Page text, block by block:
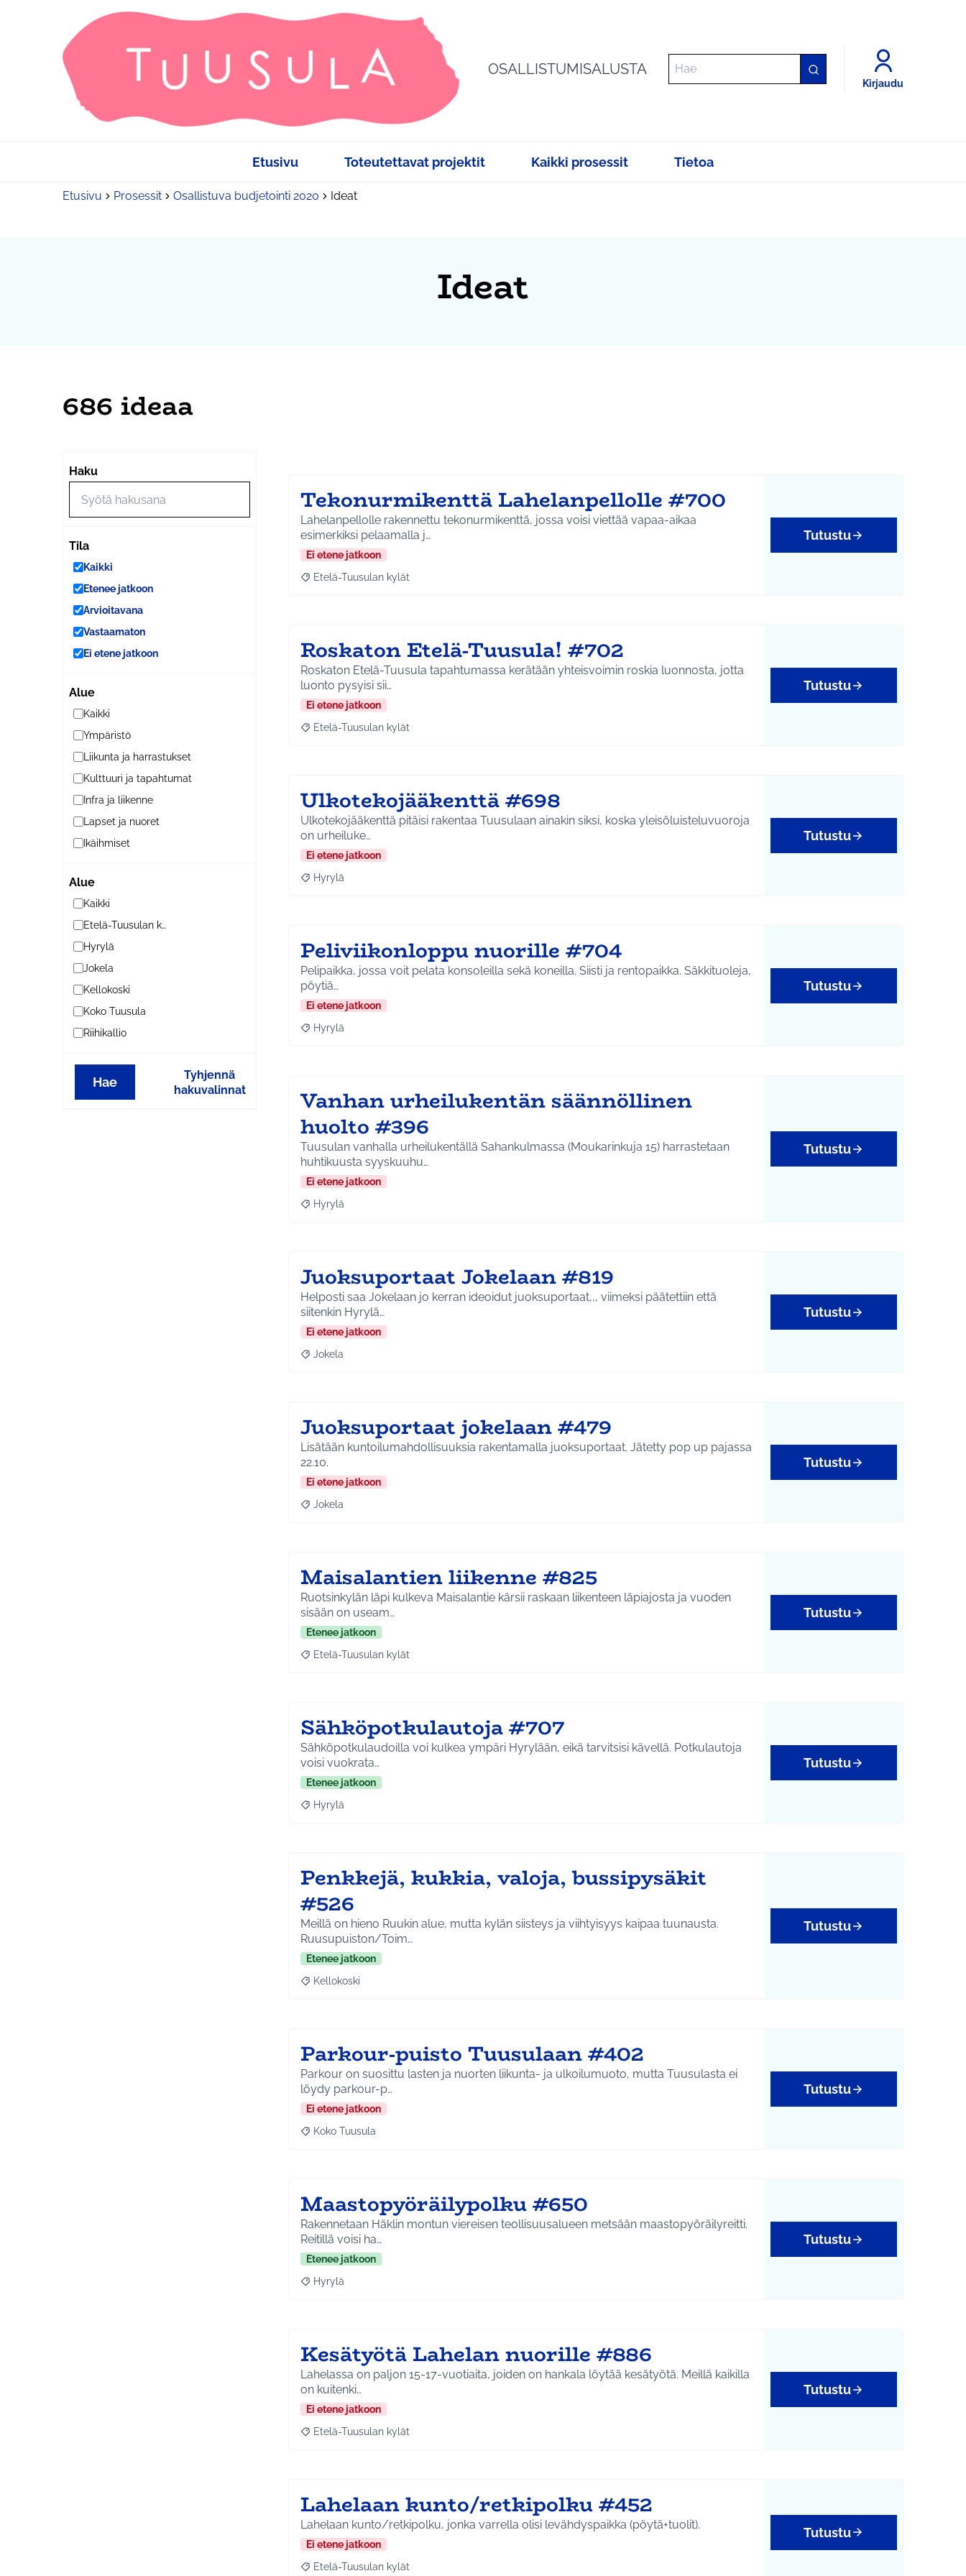
OSALLISTUMISALUSTA
Kirjaudu
Etusivu Toteutettavat projektit Kaikki prosessit Tietoa
Etusivu Prosessit Osallistuva budjetointi 2020 Ideat
Ideat
686 ideaa
Haku
Tila
Kaikki
Etenee jatkoon
Arvioitavana
Vastaamaton
Ei etene jatkoon
Alue
Kaikki
Ympäristö
Liikunta ja harrastukset
Kulttuuri ja tapahtumat
Infra ja liikenne
Lapset ja nuoret
Ikäihmiset
Alue
Kaikki
Etelä-Tuusulan kylät
Hyrylä
Jokela
Kellokoski
Koko Tuusula
Riihikallio
Hae
Tyhjennä
hakuvalinnat
−
Tekonurmikenttä Lahelanpellolle #700
Lahelanpellolle rakennettu tekonurmikenttä, jossa voisi viettää vapaa-aikaa
esimerkiksi pelaamalla j…
Ei etene jatkoon
Rajaa tulokset aihepiirin mukaan: Etelä-Tuusulan kylät
Etelä-Tuusulan kylät
Tutustu
Roskaton Etelä-Tuusula! #702
Roskaton Etelä-Tuusula tapahtumassa kerätään yhteisvoimin roskia luonnosta, jotta
luonto pysyisi sii…
Ei etene jatkoon
Rajaa tulokset aihepiirin mukaan: Etelä-Tuusulan kylät
Etelä-Tuusulan kylät
Tutustu
Ulkotekojääkenttä #698
Ulkotekojääkenttä pitäisi rakentaa Tuusulaan ainakin siksi, koska yleisöluisteluvuoroja
on urheiluke…
Ei etene jatkoon
Rajaa tulokset aihepiirin mukaan: Hyrylä
Hyrylä
Tutustu
Peliviikonloppu nuorille #704
Pelipaikka, jossa voit pelata konsoleilla sekä koneilla. Siisti ja rentopaikka. Säkkituoleja,
pöytiä…
Ei etene jatkoon
Rajaa tulokset aihepiirin mukaan: Hyrylä
Hyrylä
Tutustu
Vanhan urheilukentän säännöllinen
huolto #396
Tuusulan vanhalla urheilukentällä Sahankulmassa (Moukarinkuja 15) harrastetaan
huhtikuusta syyskuuhu…
Ei etene jatkoon
Rajaa tulokset aihepiirin mukaan: Hyrylä
Hyrylä
Tutustu
Juoksuportaat Jokelaan #819
Helposti saa Jokelaan jo kerran ideoidut juoksuportaat,,, viimeksi päätettiin että
siitenkin Hyrylä…
Ei etene jatkoon
Rajaa tulokset aihepiirin mukaan: Jokela
Jokela
Tutustu
Juoksuportaat jokelaan #479
Lisätään kuntoilumahdollisuuksia rakentamalla juoksuportaat. Jätetty pop up pajassa
22.10.
Ei etene jatkoon
Rajaa tulokset aihepiirin mukaan: Jokela
Jokela
Tutustu
Maisalantien liikenne #825
Ruotsinkylän läpi kulkeva Maisalantie kärsii raskaan liikenteen läpiajosta ja vuoden
sisään on useam…
Etenee jatkoon
Rajaa tulokset aihepiirin mukaan: Etelä-Tuusulan kylät
Etelä-Tuusulan kylät
Tutustu
Sähköpotkulautoja #707
Sähköpotkulaudoilla voi kulkea ympäri Hyrylään, eikä tarvitsisi kävellä. Potkulautoja
voisi vuokrata…
Etenee jatkoon
Rajaa tulokset aihepiirin mukaan: Hyrylä
Hyrylä
Tutustu
Penkkejä, kukkia, valoja, bussipysäkit
#526
Meillä on hieno Ruukin alue, mutta kylän siisteys ja viihtyisyys kaipaa tuunausta.
Ruusupuiston/Toim…
Etenee jatkoon
Rajaa tulokset aihepiirin mukaan: Kellokoski
Kellokoski
Tutustu
Parkour-puisto Tuusulaan #402
Parkour on suosittu lasten ja nuorten liikunta- ja ulkoilumuoto, mutta Tuusulasta ei
löydy parkour-p…
Ei etene jatkoon
Rajaa tulokset aihepiirin mukaan: Koko Tuusula
Koko Tuusula
Tutustu
Maastopyöräilypolku #650
Rakennetaan Häklin montun viereisen teollisuusalueen metsään maastopyöräilyreitti.
Reitillä voisi ha…
Etenee jatkoon
Rajaa tulokset aihepiirin mukaan: Hyrylä
Hyrylä
Tutustu
Kesätyötä Lahelan nuorille #886
Lahelassa on paljon 15-17-vuotiaita, joiden on hankala löytää kesätyötä. Meillä kaikilla
on kuitenki…
Ei etene jatkoon
Rajaa tulokset aihepiirin mukaan: Etelä-Tuusulan kylät
Etelä-Tuusulan kylät
Tutustu
Lahelaan kunto/retkipolku #452
Lahelaan kunto/retkipolku, jonka varrella olisi levähdyspaikka (pöytä+tuolit).
Ei etene jatkoon
Rajaa tulokset aihepiirin mukaan: Etelä-Tuusulan kylät
Etelä-Tuusulan kylät
Tutustu